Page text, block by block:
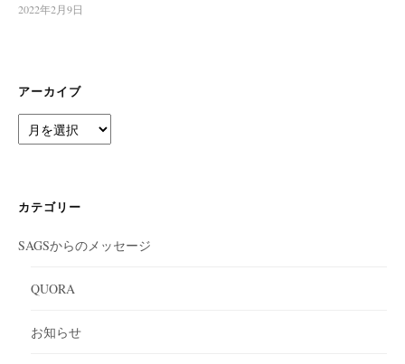
2022年2月9日
アーカイブ
ー
ブ
カテゴリー
SAGSからのメッセージ
QUORA
お知らせ